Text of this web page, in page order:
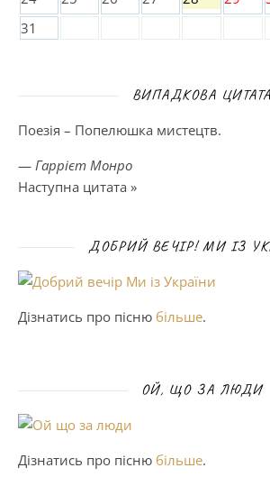
31
ВИПАДКОВА ЦИТАТА
Поезія – Попелюшка мистецтв.
— Гаррієт Монро
Наступна цитата »
ДОБРИЙ ВЕЧІР! МИ ІЗ
Дізнатись про пісню більше.
ОЙ, ЩО ЗА ЛЮДИ
Дізнатись про пісню більше.